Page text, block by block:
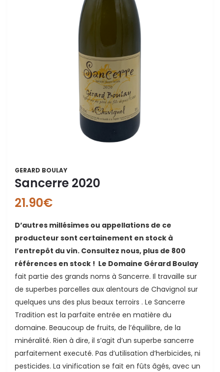
GERARD BOULAY
Sancerre 2020
21.90€
D’autres millésimes ou appellations de ce
producteur sont certainement en stock à
l’entrepôt du vin. Consultez nous, plus de 800
références en stock ! Le Domaine Gérard Boulay
fait partie des grands noms à Sancerre. Il travaille sur
de superbes parcelles aux alentours de Chavignol sur
quelques uns des plus beaux terroirs . Le Sancerre
Tradition est la parfaite entrée en matière du
domaine. Beaucoup de fruits, de l’équilibre, de la
minéralité. Rien à dire, il s’agit d’un superbe sancerre
parfaitement executé. Pas d’utilisation d’herbicides, ni
pesticides. La vinification se fait en fûts âgés, avec un